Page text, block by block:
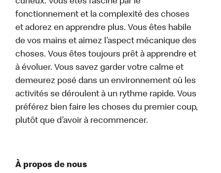
fonctionnement et la complexité des choses
et adorez en apprendre plus. Vous êtes habile
de vos mains et aimez l’aspect mécanique des
choses. Vous êtes toujours prêt à apprendre et
à évoluer. Vous savez garder votre calme et
demeurez posé dans un environnement où les
activités se déroulent à un rythme rapide. Vous
préférez bien faire les choses du premier coup,
plutôt que d’avoir à recommencer.
À propos de nous